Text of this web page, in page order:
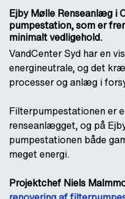
Ejby Mølle Renseanlæg i
pumpestation, som er
minimalt vedligehold.
VandCenter Syd har en
energineutrale, og det
processer og anlæg i
Filterpumpestationen er
renseanlægget, og på
pumpestationen både
meget energi.
Projektchef Niels